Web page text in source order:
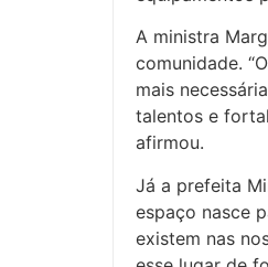
A ministra
comunidade.
mais
talentos e
afirmou.
Já a prefeita
espaço nasce
existem nas